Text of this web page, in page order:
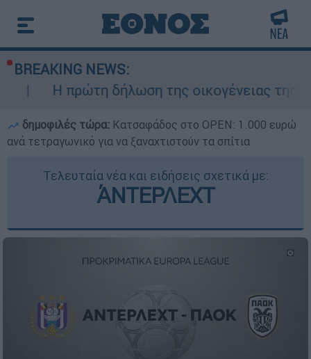
BREAKING NEWS:
δήλωση της οικογένειας της 38χρονης
δημοφιλές τώρα: Κατσαφάδος στο OPEN: 1.000 ευρώ
ανά τετραγωνικό για να ξαναχτιστούν τα σπίτια
Τελευταία νέα και ειδήσεις σχετικά με:
ΆΝΤΕΡΛΕΧΤ